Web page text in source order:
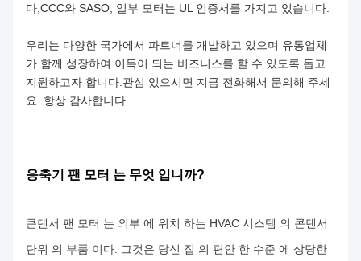
다,CCC와 SASO, 일부 모터는 UL 인증서를 가지고 있습니다.
우리는 다양한 국가에서 파트너를 개발하고 있으며 유통업체
가 함께 성장하여 이득이 되는 비즈니스를 할 수 있도록 돕고
지원하고자 합니다.관심 있으시면 지금 전화해서 문의해 주세
요. 항상 감사합니다.
응축기 팬 모터 는 무엇 입니까?
콘덴서 팬 모터 는 외부 에 위치 하는 HVAC 시스템 의 콘덴서
단위 의 부품 이다. 그것은 당신 집 의 편안 한 수준 에 상당한